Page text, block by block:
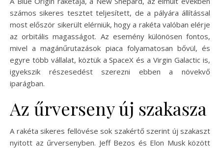
számos sikeres tesztet teljesített, de a pályára állítással
most először sikerült elérniük, hogy a rakéta valóban elérje
az orbitális magasságot. Az esemény különösen fontos,
mivel a magánűrutazások piaca folyamatosan bővül, és
egyre több vállalat, köztük a SpaceX és a Virgin Galactic is,
igyekszik részesedést szerezni ebben a növekvő
iparágban.
Az űrverseny új szakasza
A rakéta sikeres fellövése sok szakértő szerint új szakaszt
nyitott az űrversenyben. Jeff Bezos és Elon Musk között